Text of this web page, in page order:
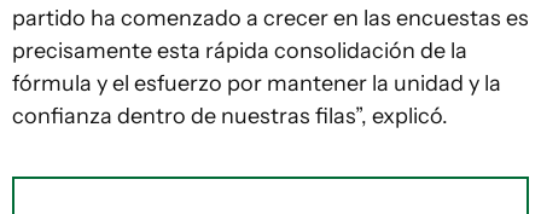
partido ha comenzado a crecer en las encuestas es
precisamente esta rápida consolidación de la
fórmula y el esfuerzo por mantener la unidad y la
confianza dentro de nuestras filas”, explicó.